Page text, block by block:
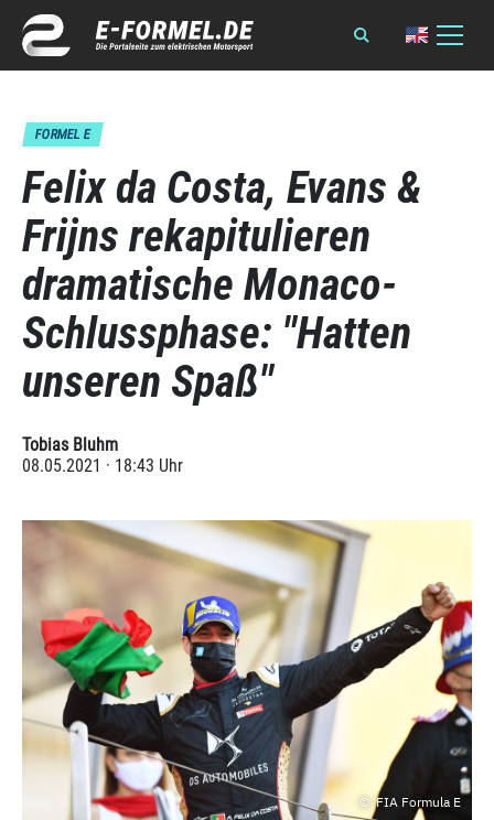
FORMEL E
Felix da Costa, Evans &
Frijns rekapitulieren
dramatische Monaco-
Schlussphase: "Hatten
unseren Spaß"
Tobias Bluhm
08.05.2021 · 18:43 Uhr
FIA Formula E